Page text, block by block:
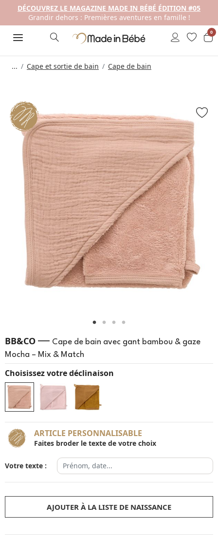
DÉCOUVREZ LE MAGAZINE MADE IN BÉBÉ ÉDITION #05
Grandir dehors : Premières aventures en famille !
0
... Cape et sortie de bain Cape de bain
BB&CO — Cape de bain avec gant bambou & gaze
Mocha – Mix & Match
Choisissez votre déclinaison
ARTICLE PERSONNALISABLE
Faites broder le texte de votre choix
Votre texte :
AJOUTER À LA LISTE DE NAISSANCE